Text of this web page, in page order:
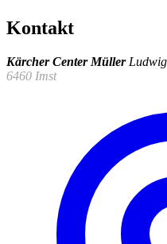
Kontakt
Kärcher Center Müller
6460 Imst